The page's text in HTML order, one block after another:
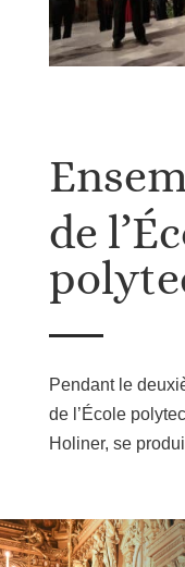
de
Pendant le
de l’École
Holiner, se